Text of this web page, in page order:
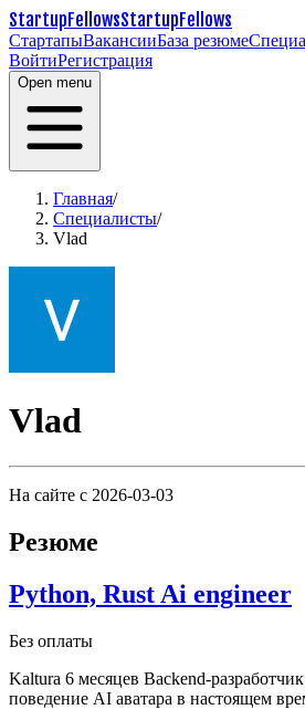
StartupFellowsStartupFellows
СтартапыВакансииБаза резюме
ВойтиРегистрация
Open menu
Главная/
Специалисты/
Vlad
Vlad
На сайте с 2026-03-03
Резюме
Python, Rust Ai engineer
Без оплаты
Kaltura 6 месяцев Backend-разработчик
поведение AI аватара в настоящем